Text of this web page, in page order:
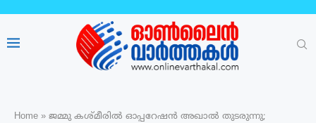
Home » ജമ്മു കശ്മീരിൽ ഓപ്പറേഷൻ അഖാൽ തുടരുന്നു;